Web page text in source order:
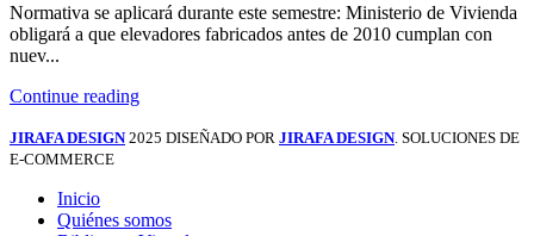
Normativa se aplicará durante este semestre: Ministerio de Vivienda
obligará a que elevadores fabricados antes de 2010 cumplan con
nuev...
Continue reading
JIRAFA DESIGN 2025 DISEÑADO POR JIRAFA DESIGN. SOLUCIONES DE
E-COMMERCE
Inicio
Quiénes somos